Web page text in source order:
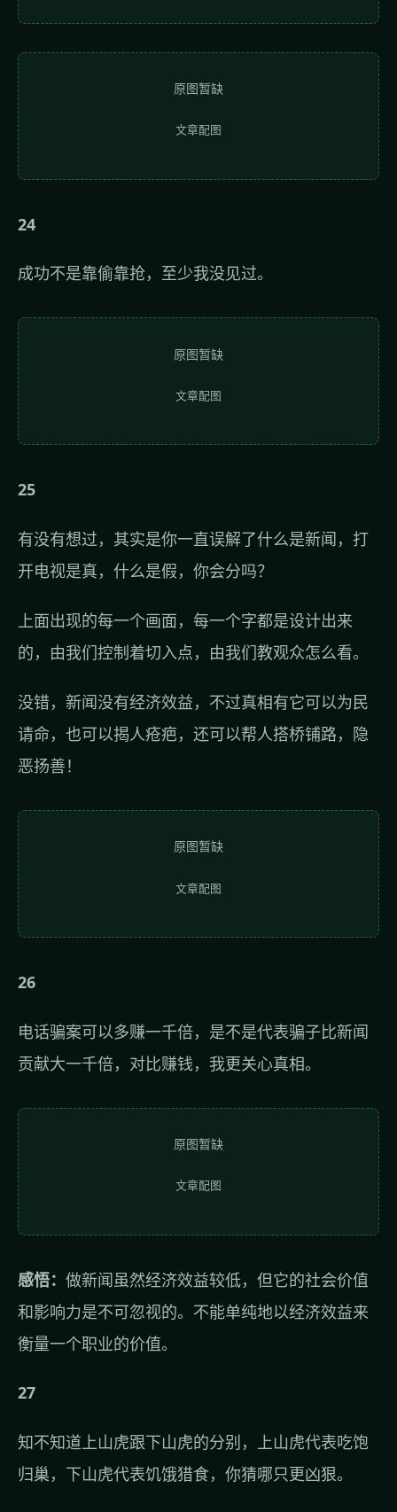
原图暂缺
文章配图
24
成功不是靠偷靠抢，至少我没见过。
原图暂缺
文章配图
25
有没有想过，其实是你一直误解了什么是新闻，打
开电视是真，什么是假，你会分吗？
上面出现的每一个画面，每一个字都是设计出来
的，由我们控制着切入点，由我们教观众怎么看。
没错，新闻没有经济效益，不过真相有它可以为民
请命，也可以揭人疮疤，还可以帮人搭桥铺路，隐
恶扬善！
原图暂缺
文章配图
26
电话骗案可以多赚一千倍，是不是代表骗子比新闻
贡献大一千倍，对比赚钱，我更关心真相。
原图暂缺
文章配图
感悟： 做新闻虽然经济效益较低，但它的社会价值
和影响力是不可忽视的。不能单纯地以经济效益来
衡量一个职业的价值。
27
知不知道上山虎跟下山虎的分别，上山虎代表吃饱
归巢，下山虎代表饥饿猎食，你猜哪只更凶狠。